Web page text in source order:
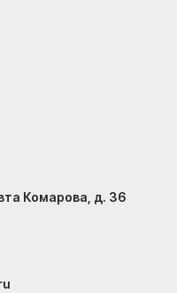
Комарова, д. 36